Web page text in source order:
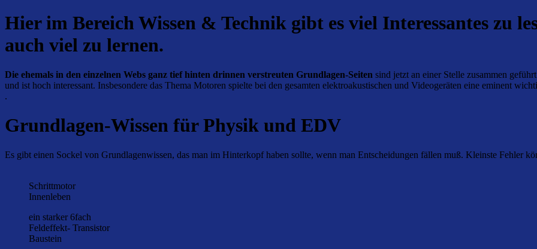
Hier im Bereich Wissen & Technik gibt es viel Interessantes zu
auch viel zu lernen.
Die ehemals in den einzelnen Webs ganz tief hinten drinnen verstreuten Grundlagen-Seiten sind jetzt an einer Stelle zusammen
und ist hoch interessant. Insbesondere das Thema Motoren spielte bei den gesamten elektroakustischen und Videogeräten eine eminent
.
Grundlagen-Wissen für Physik und EDV
Es gibt einen Sockel von Grundlagenwissen, das man im Hinterkopf haben sollte, wenn man Entscheidungen fällen muß. Kleinste Fehler
Schrittmotor
Innenleben
ein starker 6fach
Feldeffekt- Transistor
Baustein